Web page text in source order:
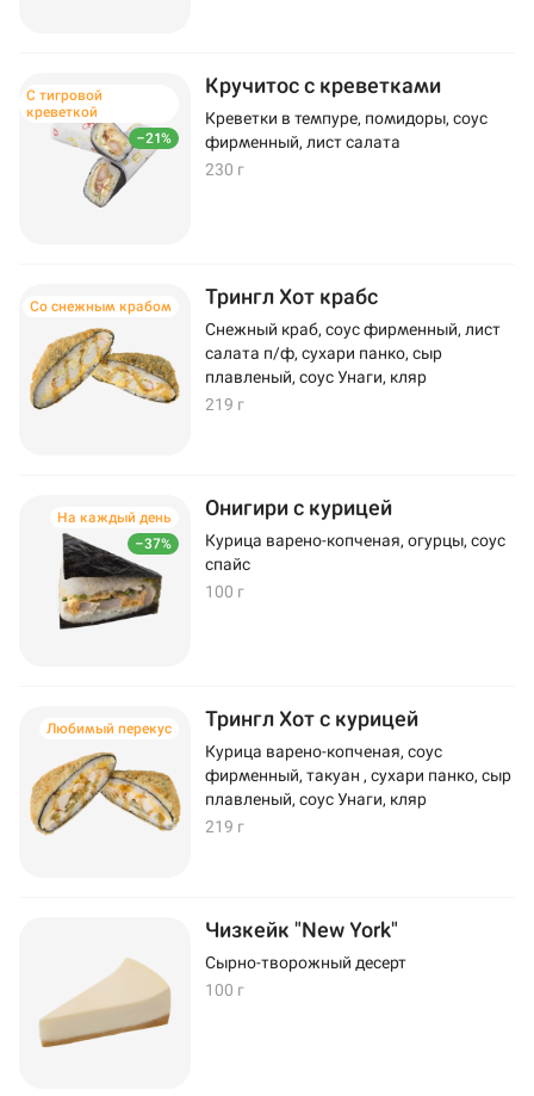
–21%
С тигровой
креветкой
Кручитос с креветками
Креветки в темпуре, помидоры, соус
фирменный, лист салата
230 г
Со снежным крабом Трингл Хот крабс
Снежный краб, соус фирменный, лист
салата п/ф, сухари панко, сыр
плавленый, соус Унаги, кляр
219 г
–37%
На каждый день Онигири с курицей
Курица варено-копченая, огурцы, соус
спайс
100 г
Любимый перекус Трингл Хот с курицей
Курица варено-копченая, соус
фирменный, такуан , сухари панко, сыр
плавленый, соус Унаги, кляр
219 г
Чизкейк "New York"
Сырно-творожный десерт
100 г